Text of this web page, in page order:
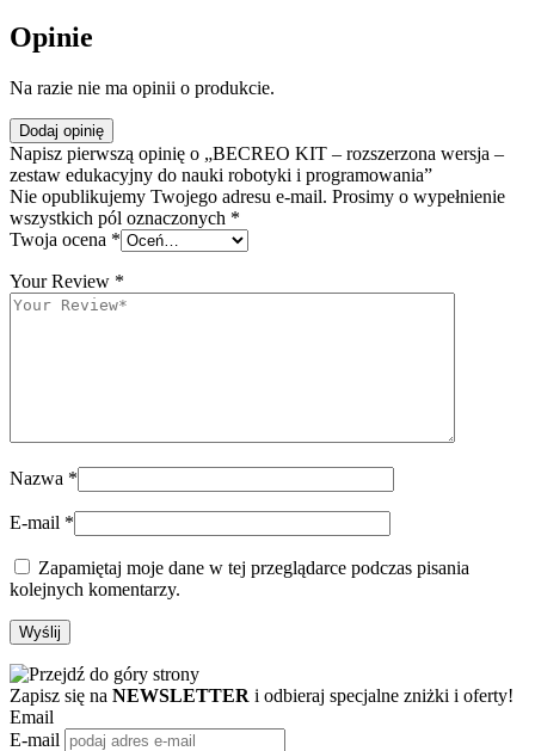
Opinie
Na razie nie ma opinii o produkcie.
Dodaj opinię
Napisz pierwszą opinię o „BECREO KIT – rozszerzona wersja –
zestaw edukacyjny do nauki robotyki i programowania”
Nie opublikujemy Twojego adresu e-mail. Prosimy o wypełnienie
wszystkich pól oznaczonych *
Twoja ocena *
Your Review *
Nazwa *
E-mail *
Zapamiętaj moje dane w tej przeglądarce podczas pisania
kolejnych komentarzy.
Zapisz się na NEWSLETTER i odbieraj specjalne zniżki i oferty!
Email
E-mail